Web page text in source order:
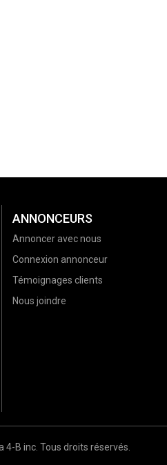
ANNONCEURS
Annoncer avec nous
Connexion annonceur
Témoignages clients
Nous joindre
B inc. Tous droits réservés.